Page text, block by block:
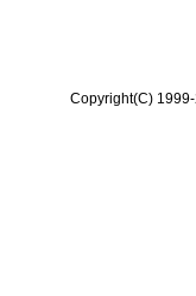
Copyright(C)